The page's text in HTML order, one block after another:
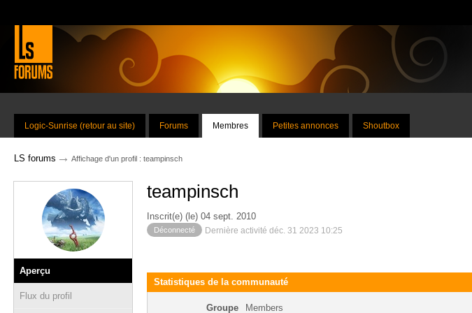
Logic-Sunrise (retour au site) Forums Membres Petites annonces Shoutbox
LS forums → Affichage d'un profil : teampinsch
Aperçu
Flux du profil
teampinsch
Inscrit(e) (le) 04 sept. 2010
Déconnecté Dernière activité déc. 31 2023 10:25
Statistiques de la communauté
Groupe Members